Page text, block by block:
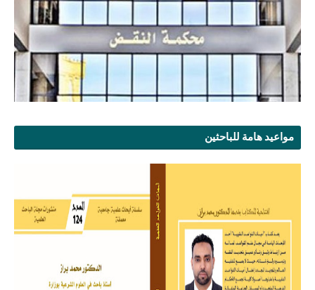
مواعيد هامة للباحثين